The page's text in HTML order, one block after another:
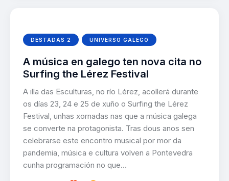
DESTADAS 2 UNIVERSO GALEGO
A música en galego ten nova cita no
Surfing the Lérez Festival
A illa das Esculturas, no río Lérez, acollerá durante
os días 23, 24 e 25 de xuño o Surfing the Lérez
Festival, unhas xornadas nas que a música galega
se converte na protagonista. Tras dous anos sen
celebrarse este encontro musical por mor da
pandemia, música e cultura volven a Pontevedra
cunha programación no que…